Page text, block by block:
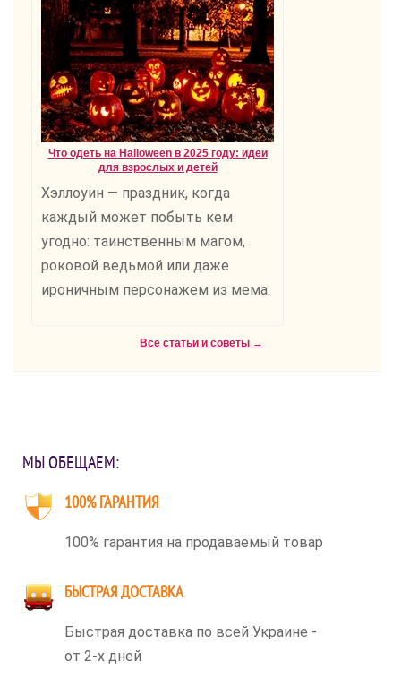
Что одеть на Halloween в 2025 году: идеи
для взрослых и детей
Хэллоуин — праздник, когда
каждый может побыть кем
угодно: таинственным магом,
роковой ведьмой или даже
ироничным персонажем из мема.
Все статьи и советы →
МЫ ОБЕЩАЕМ:
100% ГАРАНТИЯ
100% гарантия на продаваемый товар
БЫСТРАЯ ДОСТАВКА
Быстрая доставка по всей Украине -
от 2-х дней